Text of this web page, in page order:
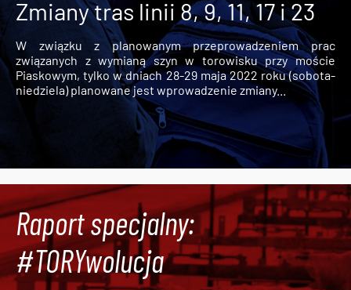
Zmiany tras linii 8, 9, 11, 17 i 23
W związku z planowanym przeprowadzeniem prac
związanych z wymianą szyn w torowisku przy moście
Piaskowym, tylko w dniach 28-29 maja 2022 roku (sobota-
niedziela) planowane jest wprowadzenie zmiany...
Raport specjalny:
#TORYwolucja